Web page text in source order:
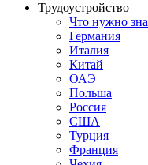
Трудоустройство
Что нужно
Германия
Италия
Китай
ОАЭ
Польша
Россия
США
Турция
Франция